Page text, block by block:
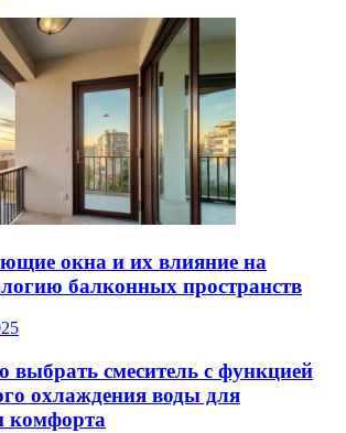
окна и их влияние на
балконных пространств
выбрать смеситель с функцией
охлаждения воды для
комфорта